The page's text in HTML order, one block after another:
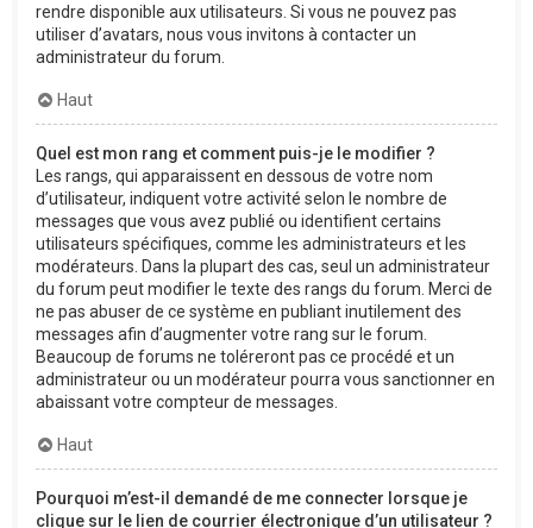
rendre disponible aux utilisateurs. Si vous ne pouvez pas
utiliser d’avatars, nous vous invitons à contacter un
administrateur du forum.
Haut
Quel est mon rang et comment puis-je le modifier ?
Les rangs, qui apparaissent en dessous de votre nom
d’utilisateur, indiquent votre activité selon le nombre de
messages que vous avez publié ou identifient certains
utilisateurs spécifiques, comme les administrateurs et les
modérateurs. Dans la plupart des cas, seul un administrateur
du forum peut modifier le texte des rangs du forum. Merci de
ne pas abuser de ce système en publiant inutilement des
messages afin d’augmenter votre rang sur le forum.
Beaucoup de forums ne toléreront pas ce procédé et un
administrateur ou un modérateur pourra vous sanctionner en
abaissant votre compteur de messages.
Haut
Pourquoi m’est-il demandé de me connecter lorsque je
clique sur le lien de courrier électronique d’un utilisateur ?